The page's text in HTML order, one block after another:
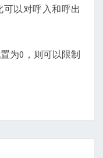
可以对呼入和呼出
为0，则可以限制